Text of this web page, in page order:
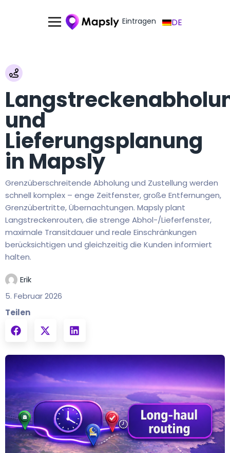
Eintragen DE
und
Lieferungsplanung
in Mapsly
Grenzüberschreitende Abholung und Zustellung werden
schnell komplex – enge Zeitfenster, große Entfernungen,
Grenzübertritte, Übernachtungen. Mapsly plant
Langstreckenrouten, die strenge Abhol-/Lieferfenster,
maximale Transitdauer und reale Einschränkungen
berücksichtigen und gleichzeitig die Kunden informiert
halten.
Erik
5. Februar 2026
Teilen